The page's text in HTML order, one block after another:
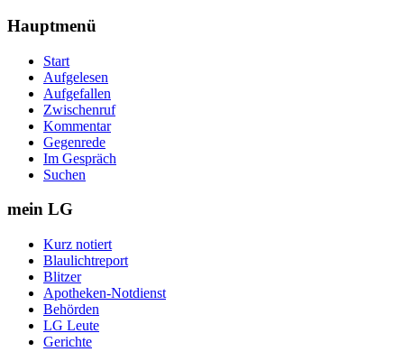
Hauptmenü
Start
Aufgelesen
Aufgefallen
Zwischenruf
Kommentar
Gegenrede
Im Gespräch
Suchen
mein LG
Kurz notiert
Blaulichtreport
Blitzer
Apotheken-Notdienst
Behörden
LG Leute
Gerichte